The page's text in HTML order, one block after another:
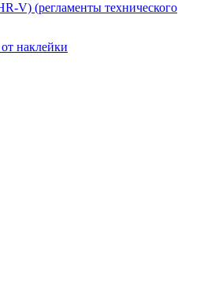
V) (регламенты технического
наклейки